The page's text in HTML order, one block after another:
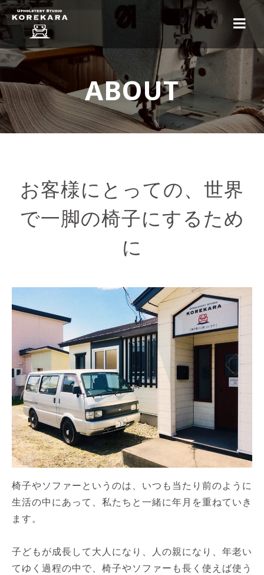
ABOUT
お客様にとっての、世界
で一脚の椅子にするため
に
椅子やソファーというのは、いつも当たり前のように
生活の中にあって、私たちと一緒に年月を重ねていき
ます。
子どもが成長して大人になり、人の親になり、年老い
てゆく過程の中で、椅子やソファーも長く使えば使う